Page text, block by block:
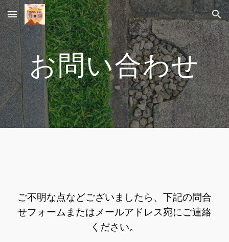
Skip to main content Skip to navigation
お問い合わせ
ご不明な点などございましたら、下記の問合
せフォームまたはメールアドレス宛にご連絡
ください。